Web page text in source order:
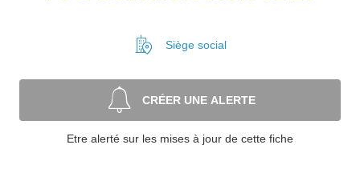
Siège social
CRÉER UNE ALERTE
Etre alerté sur les mises à jour de cette fiche